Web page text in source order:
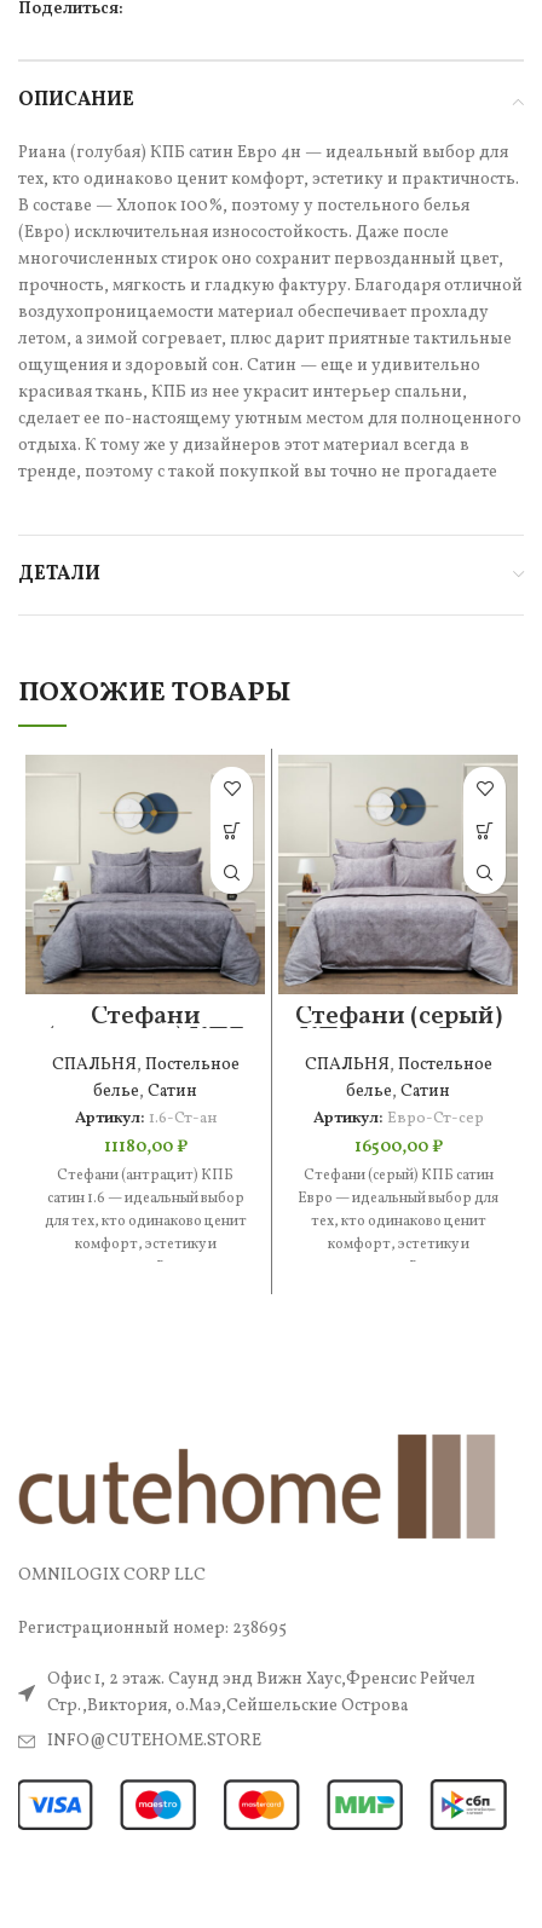
Поделиться:
ОПИСАНИЕ
Риана (голубая) КПБ сатин Евро 4н — идеальный выбор для
тех, кто одинаково ценит комфорт, эстетику и практичность.
В составе — Хлопок 100%, поэтому у постельного белья
(Евро) исключительная износостойкость. Даже после
многочисленных стирок оно сохранит первозданный цвет,
прочность, мягкость и гладкую фактуру. Благодаря отличной
воздухопроницаемости материал обеспечивает прохладу
летом, а зимой согревает, плюс дарит приятные тактильные
ощущения и здоровый сон. Сатин — еще и удивительно
красивая ткань, КПБ из нее украсит интерьер спальни,
сделает ее по-настоящему уютным местом для полноценного
отдыха. К тому же у дизайнеров этот материал всегда в
тренде, поэтому с такой покупкой вы точно не прогадаете
ДЕТАЛИ
ПОХОЖИЕ ТОВАРЫ
Стефани
(антрацит) КПБ
сатин 1.6
СПАЛЬНЯ, Постельное
белье, Сатин
Артикул: 1.6-Ст-ан
11180,00₽
Стефани (антрацит) КПБ
сатин 1.6 — идеальный выбор
для тех, кто одинаково ценит
комфорт, эстетику и
практичность. В составе —
Стефани (серый)
КПБ сатин Евро
СПАЛЬНЯ, Постельное
белье, Сатин
Артикул: Евро-Ст-сер
16500,00₽
Стефани (серый) КПБ сатин
Евро — идеальный выбор для
тех, кто одинаково ценит
комфорт, эстетику и
практичность. В составе —
OMNILOGIX CORP LLC
Регистрационный номер: 238695
Офис 1, 2 этаж. Саунд энд Вижн Хаус,Френсис Рейчел
Стр.,Виктория, о.Маэ,Сейшельские Острова
INFO@CUTEHOME.STORE